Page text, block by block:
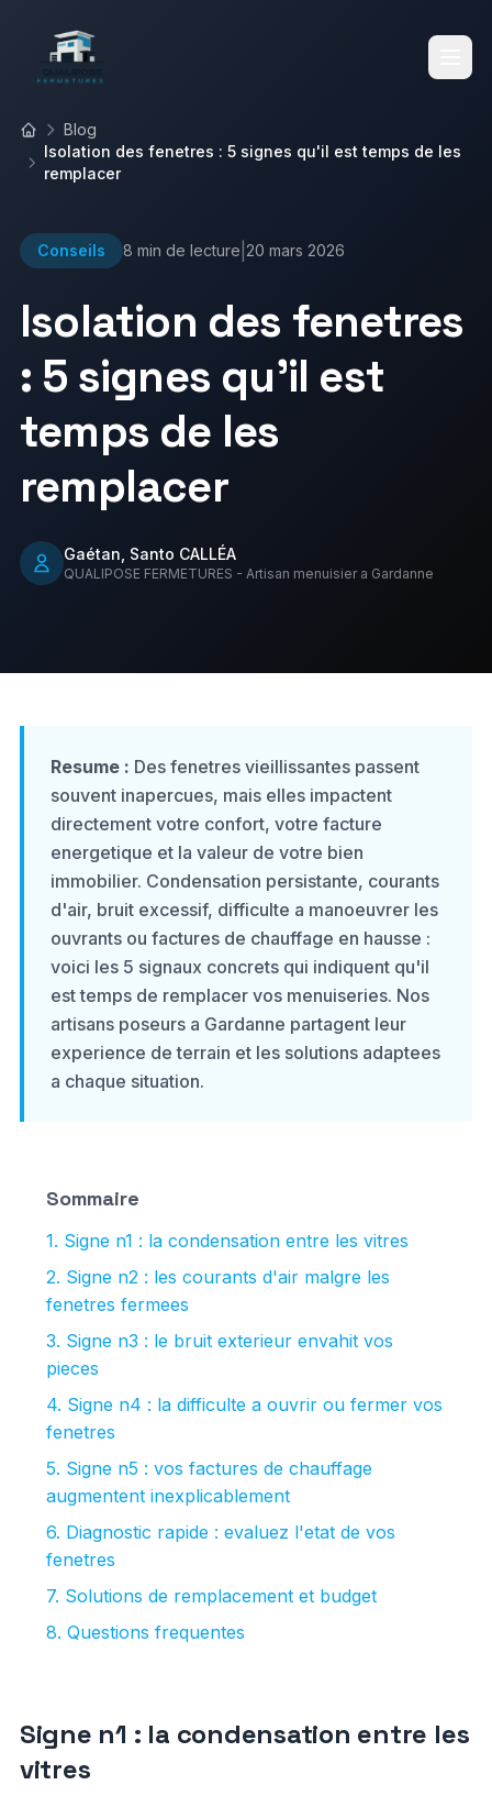
Accueil
Services
Fenêtres
Volets Battants
Portails
Carport
Blog
06 26 72 93 28
Demander un devis gratuit
AccueilBlog
Isolation des fenetres : 5 signes qu'il est temps de les
remplacer
Conseils 8 min de lecture 20 mars 2026
Isolation des fenetres
: 5 signes qu'il est
temps de les
remplacer
Gaétan, Santo CALLÉA
QUALIPOSE FERMETURES - Artisan menuisier a Gardanne
Resume : Des fenetres vieillissantes passent
souvent inapercues, mais elles impactent
directement votre confort, votre facture
energetique et la valeur de votre bien
immobilier. Condensation persistante, courants
d'air, bruit excessif, difficulte a manoeuvrer les
ouvrants ou factures de chauffage en hausse :
voici les 5 signaux concrets qui indiquent qu'il
est temps de remplacer vos menuiseries. Nos
artisans poseurs a Gardanne partagent leur
experience de terrain et les solutions adaptees
a chaque situation.
Sommaire
1. Signe n1 : la condensation entre les vitres
2. Signe n2 : les courants d'air malgre les
fenetres fermees
3. Signe n3 : le bruit exterieur envahit vos
pieces
4. Signe n4 : la difficulte a ouvrir ou fermer vos
fenetres
5. Signe n5 : vos factures de chauffage
augmentent inexplicablement
6. Diagnostic rapide : evaluez l'etat de vos
fenetres
7. Solutions de remplacement et budget
8. Questions frequentes
Signe n1 : la condensation entre les
vitres